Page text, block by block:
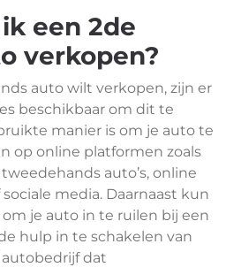
een 2de
verkopen?
auto wilt verkopen, zijn er
beschikbaar om dit te
manier is om je auto te
op online platformen zoals
auto’s, online
media. Daarnaast kun
je auto in te ruilen bij een
hulp in te schakelen van
dat